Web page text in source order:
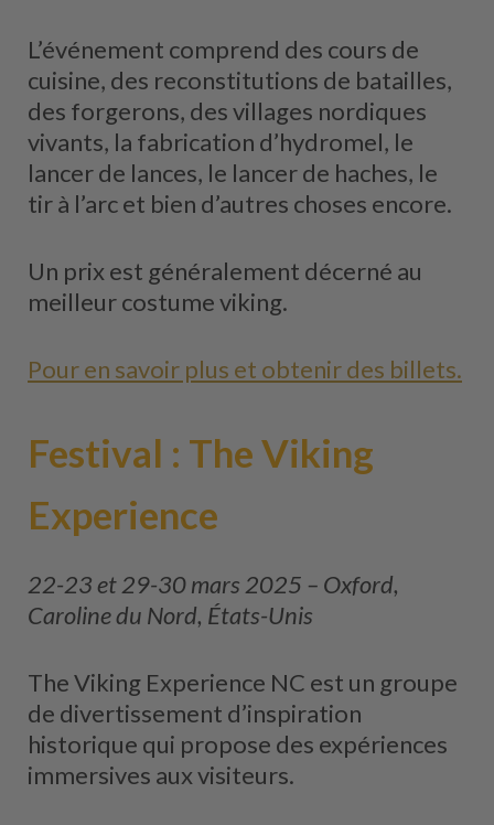
L’événement comprend des cours de
cuisine, des reconstitutions de batailles,
des forgerons, des villages nordiques
vivants, la fabrication d’hydromel, le
lancer de lances, le lancer de haches, le
tir à l’arc et bien d’autres choses encore.
Un prix est généralement décerné au
meilleur costume viking.
Pour en savoir plus et obtenir des billets.
Festival : The Viking
Experience
22-23 et 29-30 mars 2025 – Oxford,
Caroline du Nord, États-Unis
The Viking Experience NC est un groupe
de divertissement d’inspiration
historique qui propose des expériences
immersives aux visiteurs.